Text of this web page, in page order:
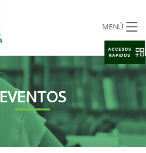
MENÚ
EVENTOS
ACCESOS
RAPIDOS